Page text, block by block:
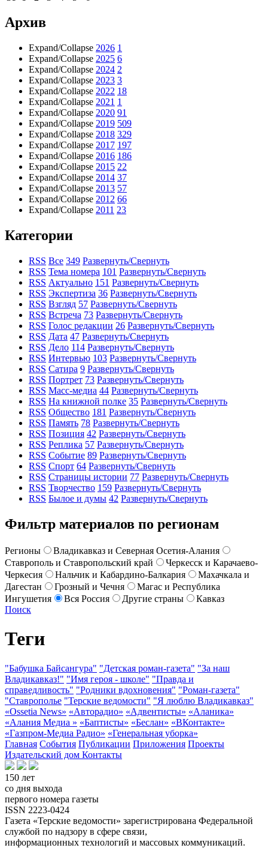
Архив
Expand/Collapse 2026 1
Expand/Collapse 2025 6
Expand/Collapse 2024 2
Expand/Collapse 2023 3
Expand/Collapse 2022 18
Expand/Collapse 2021 1
Expand/Collapse 2020 91
Expand/Collapse 2019 509
Expand/Collapse 2018 329
Expand/Collapse 2017 197
Expand/Collapse 2016 186
Expand/Collapse 2015 22
Expand/Collapse 2014 37
Expand/Collapse 2013 57
Expand/Collapse 2012 66
Expand/Collapse 2011 23
Категории
RSS Все 349 Развернуть/Свернуть
RSS Тема номера 101 Развернуть/Свернуть
RSS Актуально 151 Развернуть/Свернуть
RSS Экспертиза 36 Развернуть/Свернуть
RSS Взгляд 57 Развернуть/Свернуть
RSS Встреча 73 Развернуть/Свернуть
RSS Голос редакции 26 Развернуть/Свернуть
RSS Дата 47 Развернуть/Свернуть
RSS Дело 114 Развернуть/Свернуть
RSS Интервью 103 Развернуть/Свернуть
RSS Сатира 9 Развернуть/Свернуть
RSS Портрет 73 Развернуть/Свернуть
RSS Масс-медиа 44 Развернуть/Свернуть
RSS На книжной полке 35 Развернуть/Свернуть
RSS Общество 181 Развернуть/Свернуть
RSS Память 78 Развернуть/Свернуть
RSS Позиция 42 Развернуть/Свернуть
RSS Реплика 57 Развернуть/Свернуть
RSS Событие 89 Развернуть/Свернуть
RSS Спорт 64 Развернуть/Свернуть
RSS Страницы истории 77 Развернуть/Свернуть
RSS Творчество 159 Развернуть/Свернуть
RSS Былое и думы 42 Развернуть/Свернуть
Фильтр материалов по регионам
Регионы
Владикавказ и Северная Осетия-Алания
Ставрополь и Ставропольский край
Черкесск и Карачаево-
Черкесия
Нальчик и Кабардино-Балкария
Махачкала и
Дагестан
Грозный и Чечня
Магас и Республика
Ингушетия
Вся Россия Другие страны
Кавказ
Поиск
Теги
"Бабушка Байсангура" "Детская роман-газета" "За наш
Владикавказ!" "Имя героя - школе" "Правда и
справедливость" "Родники вдохновения" "Роман-газета"
"Ставрополье "Терские ведомости" "Я люблю Владикавказ"
«Ossetia News» «Авторадио» «Адвентисты» «Аланика»
«Алания Медиа » «Баптисты» «Беслан» «ВКонтакте»
«Газпром-Медиа Радио» «Генеральная уборка»
Главная События Публикации Приложения Проекты
Издательский дом Контакты
150 лет
со дня выхода
первого номера газеты
ISSN 2223-0424
Газета «Терские ведомости» зарегистрирована Федеральной
службой по надзору в сфере связи,
информационных технологий и массовых коммуникаций.